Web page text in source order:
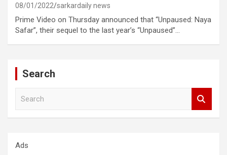
08/01/2022 sarkardaily news
Prime Video on Thursday announced that “Unpaused: Naya
Safar”, their sequel to the last year’s “Unpaused”…
Search
h
Ads